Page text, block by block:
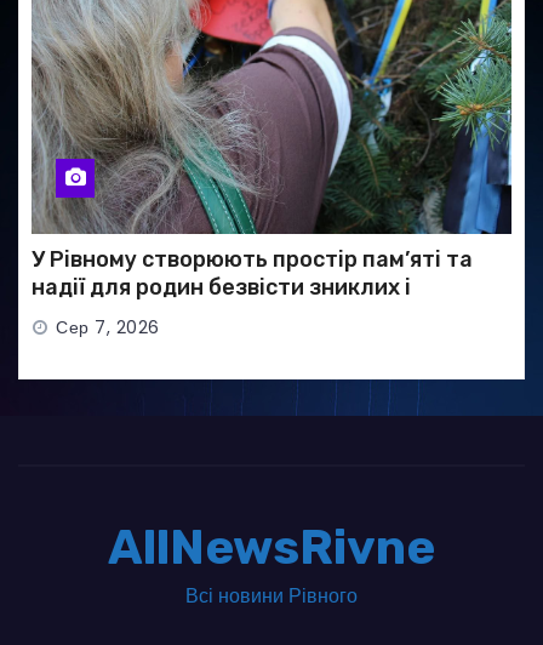
У Рівному створюють простір пам’яті та
надії для родин безвісти зниклих і
полонених військових
Сер 7, 2026
AllNewsRivne
Всі новини Рівного